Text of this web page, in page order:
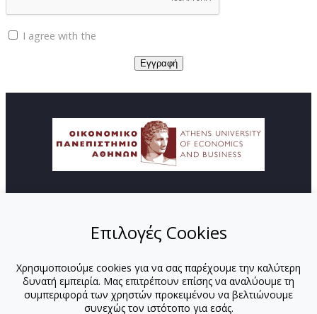
I agree with the
ΑΠΟΣΤΟΛΗ
ΠΡΟΓΡΑΜΜΑΤΑ
ΕΚΠΑΙΔΕΥΤΕΣ
ΕΚΠΑΙΔΕΥΤΕΣ-ΟΠΑ
Επιλογές Cookies
Χρησιμοποιούμε cookies για να σας παρέχουμε την καλύτερη
δυνατή εμπειρία. Μας επιτρέπουν επίσης να αναλύουμε τη
συμπεριφορά των χρηστών προκειμένου να βελτιώνουμε
συνεχώς τον ιστότοπο για εσάς.